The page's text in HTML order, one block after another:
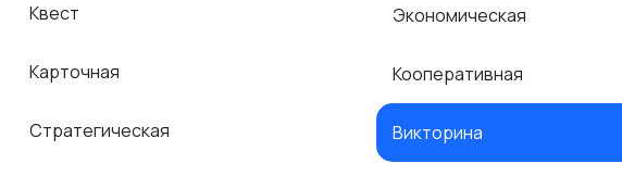
Квест
Карточная
Стратегическая
Экономическая
Кооперативная
Викторина